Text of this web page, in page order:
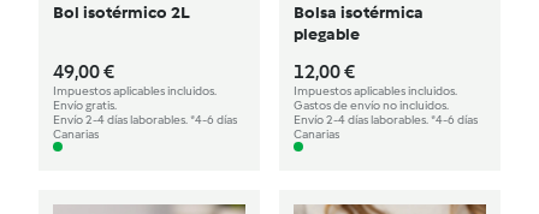
Bol isotérmico 2L
49,00 €
Impuestos aplicables incluidos.
Envío gratis.
Envío 2-4 días laborables. *4-6 días
Canarias
Bolsa isotérmica
plegable
12,00 €
Impuestos aplicables incluidos.
Gastos de envío no incluidos.
Envío 2-4 días laborables. *4-6 días
Canarias